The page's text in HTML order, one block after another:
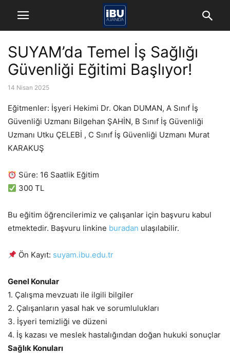
SUYAM’da Temel İş Sağlığı
Güvenliği Eğitimi Başlıyor!
14 Nisan 2025
Eğitmenler: İşyeri Hekimi Dr. Okan DUMAN, A Sınıf İş
Güvenliği Uzmanı Bilgehan ŞAHİN, B Sınıf İş Güvenliği
Uzmanı Utku ÇELEBİ , C Sınıf İş Güvenliği Uzmanı Murat
KARAKUŞ
Süre: 16 Saatlik Eğitim
300 TL
Bu eğitim öğrencilerimiz ve çalışanlar için başvuru kabul
etmektedir. Başvuru linkine buradan ulaşılabilir.
Ön Kayıt: suyam.ibu.edu.tr
Genel Konular
1. Çalışma mevzuatı ile ilgili bilgiler
2. Çalışanların yasal hak ve sorumlulukları
3. İşyeri temizliği ve düzeni
4. İş kazası ve meslek hastalığından doğan hukuki sonuçlar
Sağlık Konuları